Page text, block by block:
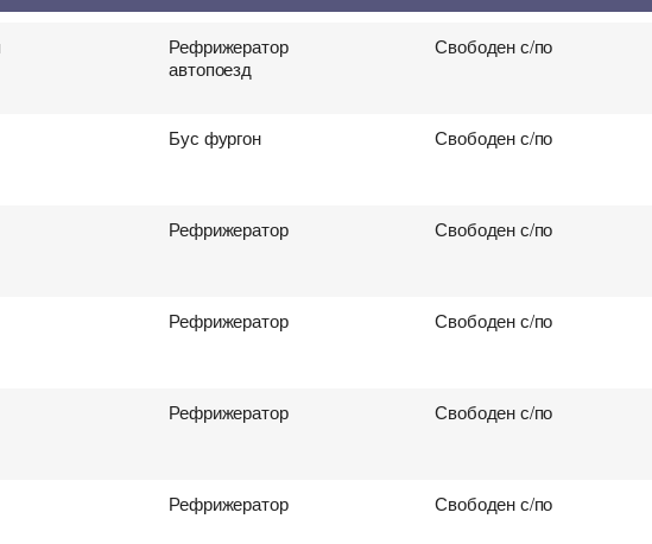
грузов
Рефрижератор
автопоезд
Свободен с/по
Бус фургон Свободен с/по
Рефрижератор Свободен с/по
Рефрижератор Свободен с/по
Рефрижератор Свободен с/по
Рефрижератор Свободен с/по